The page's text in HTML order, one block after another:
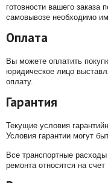
готовности вашего
самовывозе необходимо
Оплата
Вы можете оплатить
юридическое лицо
оплату.
Гарантия
Текущие условия
Условия гарантии могут
Все транспортные
ремонта относятся на счет